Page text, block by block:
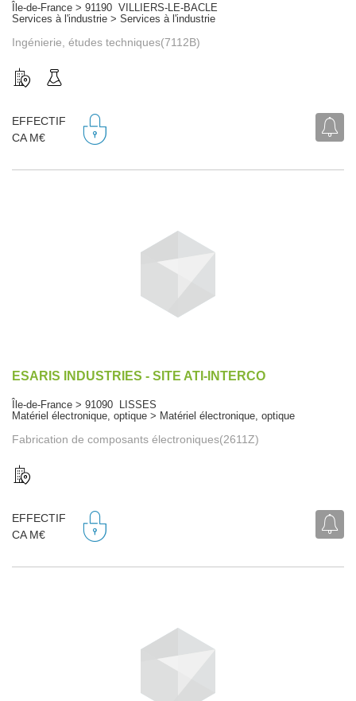
Île-de-France > 91190 VILLIERS-LE-BACLE
Services à l'industrie > Services à l'industrie
Ingénierie, études techniques(7112B)
EFFECTIF
CA M€
ESARIS INDUSTRIES - SITE ATI-INTERCO
Île-de-France > 91090 LISSES
Matériel électronique, optique > Matériel électronique, optique
Fabrication de composants électroniques(2611Z)
EFFECTIF
CA M€